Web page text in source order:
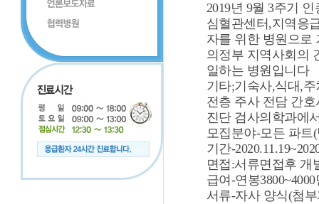
2019년 9월 3주기
심혈관센터,지역응
자를 위한 병원으로
의정부 지역사회의
일하는 병원입니다
기타;기숙사,식대,
전층 주사 전담 간호
진단 검사의학과에
모집분야-모든 파트
기간-
면접:서류면접후 개
급여-연봉
서류-자사 양식(첨